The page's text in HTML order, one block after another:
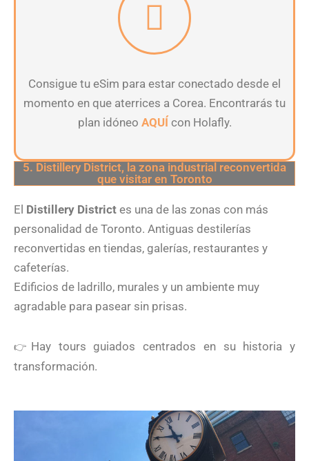
Consigue tu eSim para estar conectado desde el
momento en que aterrices a Corea. Encontrarás tu
plan idóneo AQUÍ con Holafly.
5. Distillery District, la zona industrial reconvertida
que visitar en Toronto
El Distillery District es una de las zonas con más
personalidad de Toronto. Antiguas destilerías
reconvertidas en tiendas, galerías, restaurantes y
cafeterías.
Edificios de ladrillo, murales y un ambiente muy
agradable para pasear sin prisas.
👉 Hay tours guiados centrados en su historia y
transformación.